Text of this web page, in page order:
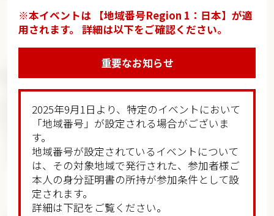
※本イベントは 【地域番号Region 1：日本】が適
用されます。 詳細は以下をご確認ください。
重要なお知らせ
2025年9月1日より、特定のイベントにおいて
「地域番号」が設定される場合がございま
す。
地域番号が設定されているイベントについて
は、その対象地域で発行された、参加者様ご
本人の身分証明書の所持が参加条件として設
定されます。
詳細は下記をご覧ください。